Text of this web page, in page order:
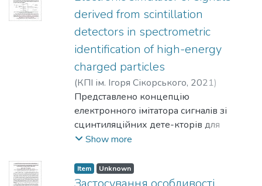
реалізації та підвищеною точністю.
derived from scintillation
detectors in spectrometric
identification of high-energy
charged particles
(КПІ ім. Ігоря Сікорського, 2021)
Yezerskyi, N. V.; Movchaniuk, A. V.
O. V.
Представлено концепцію
електронного імітатора сигналів зі
сцинтиляційних дете-кторів для
заміщення системи, розміщеної у
випроміню-вання при випробуваннях
електронних систем спектрометра-
Show more
Item Unknown